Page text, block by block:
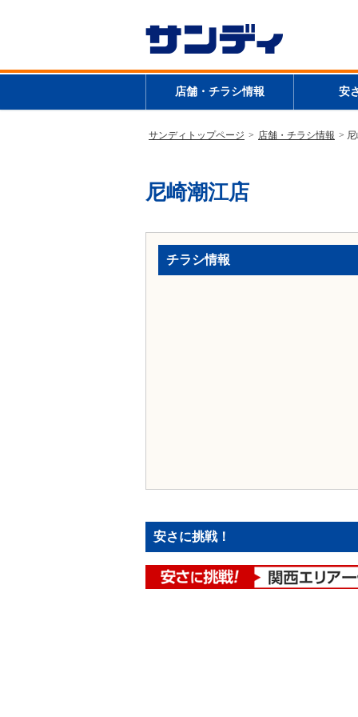
店舗・チラシ情報 安
サンディトップページ > 店舗・チラシ情報 >
尼崎潮江店
チラシ情報
安さに挑戦！